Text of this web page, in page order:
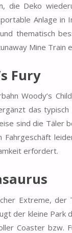
die Deko
Anlage in
thematisch
Mine Train
Fury
Woody’s
das typisch
sind die Täler
Fahrgeschäft
erfordert.
Extreme,
der kleine Park
Coaster bzw.